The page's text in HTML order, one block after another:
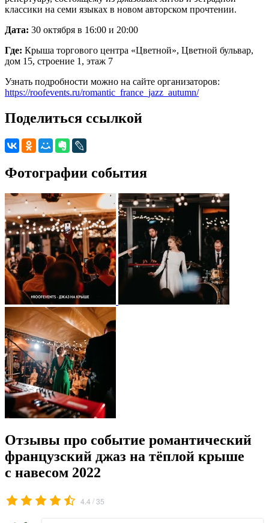
классики на семи языках в новом авторском прочтении.
Дата: 30 октября в 16:00 и 20:00
Где: Крыша торгового центра «Цветной», Цветной бульвар,
дом 15, строение 1, этаж 7
Узнать подробности можно на сайте организаторов:
https://roofevents.ru/romantic_france_jazz_autumn/
Поделиться ссылкой
Фотографии события
Отзывы про событие романтический
французский джаз на тёплой крыше
с навесом 2022
4.4 /35